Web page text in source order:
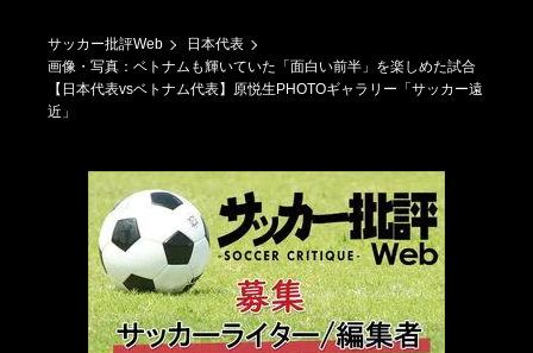
サッカー批評Web
日本代表
画像・写真：ベトナムも輝いていた「面白い前半」を楽しめた試合
【日本代表vsベトナム代表】原悦生PHOTOギャラリー「サッカー遠
近」